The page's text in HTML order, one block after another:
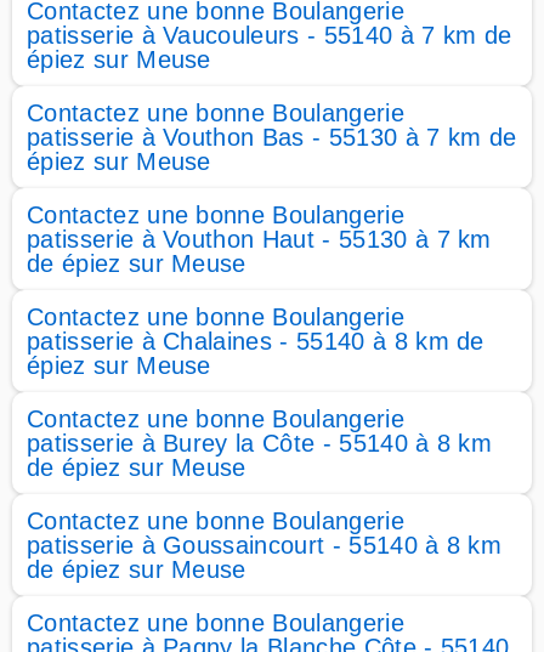
Contactez une bonne Boulangerie
patisserie à Vaucouleurs - 55140 à 7 km de
épiez sur Meuse
Contactez une bonne Boulangerie
patisserie à Vouthon Bas - 55130 à 7 km de
épiez sur Meuse
Contactez une bonne Boulangerie
patisserie à Vouthon Haut - 55130 à 7 km
de épiez sur Meuse
Contactez une bonne Boulangerie
patisserie à Chalaines - 55140 à 8 km de
épiez sur Meuse
Contactez une bonne Boulangerie
patisserie à Burey la Côte - 55140 à 8 km
de épiez sur Meuse
Contactez une bonne Boulangerie
patisserie à Goussaincourt - 55140 à 8 km
de épiez sur Meuse
Contactez une bonne Boulangerie